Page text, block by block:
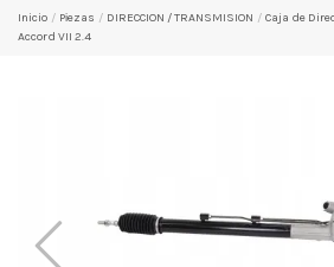
Inicio Pіezas DIRECCION / TRANSMISION
Caja de
Accord VII 2.4